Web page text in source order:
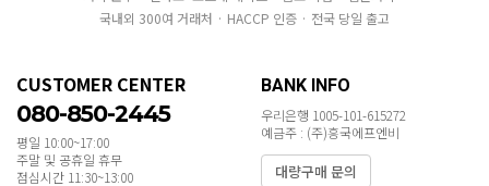
국내외 300여 거래처 · HACCP 인증 · 전국 당일 출고
CUSTOMER CENTER
080-850-2445
평일 10:00~17:00
주말 및 공휴일 휴무
점심시간 11:30~13:00
BANK INFO
우리은행 1005-101-615272
예금주 : (주)흥국에프엔비
대량구매 문의